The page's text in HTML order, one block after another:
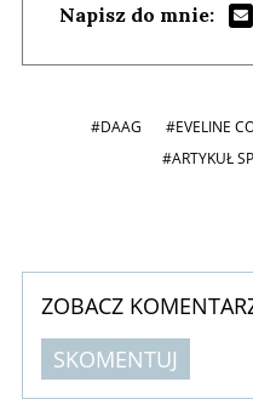
Napisz do mnie:
#DAAG #EVELINE
#ARTYKUŁ
ZOBACZ
SKOMENTUJ